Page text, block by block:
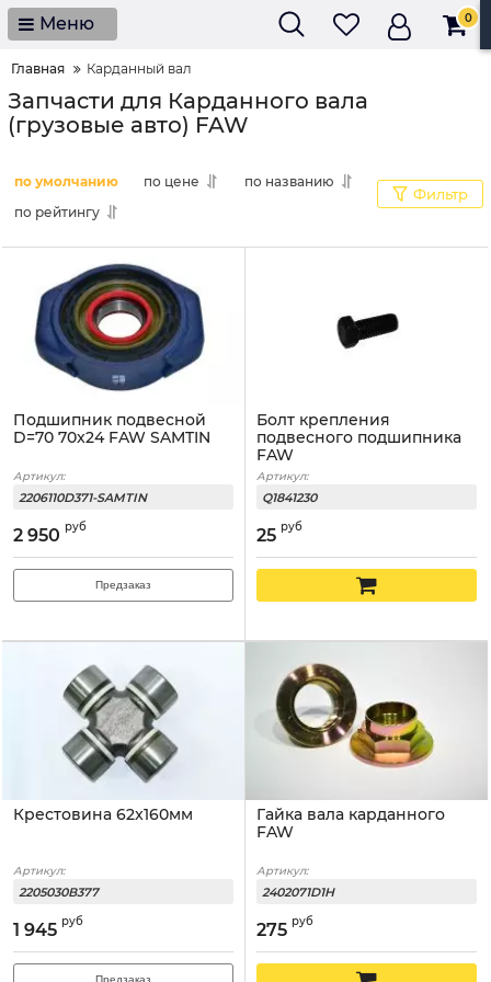
Меню 0
Главная Карданный вал
Запчасти для Карданного вала
(грузовые авто) FAW
по умолчанию по цене
по названию
по рейтингу
Фильтр
Подшипник подвесной
D=70 70x24 FAW SAMTIN
Артикул:
2206110D371-SAMTIN
2 950 руб
Предзаказ
Болт крепления
подвесного подшипника
FAW
Артикул:
Q1841230
25 руб
Крестовина 62x160мм
Артикул:
2205030В377
1 945 руб
Предзаказ
Гайка вала карданного
FAW
Артикул:
2402071D1H
275 руб